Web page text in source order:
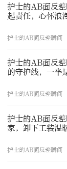
护士的AB面反
起责任，心怀浪
护士的AB面反差瞬间
护士的AB面反
的守护线，一半
护士的AB面反差瞬间
护士的AB面反
家，卸下工装温
护士的AB面反差瞬间